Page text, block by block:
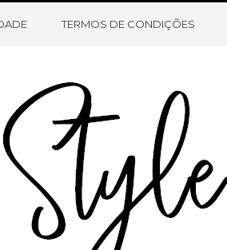
O BLOG CONTATO
TERMOS DE CONDIÇÕES